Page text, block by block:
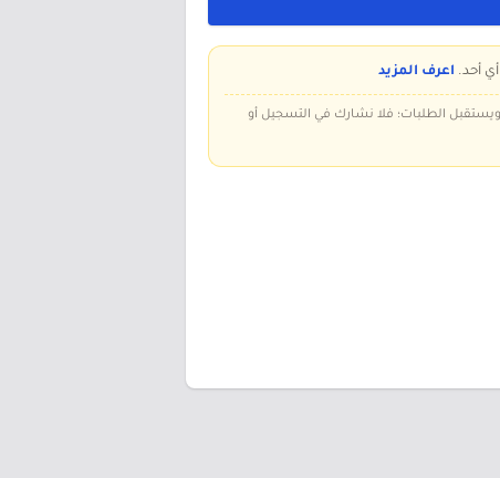
أحد. اعرف المزيد
ويستقبل الطلبات؛ فلا نشارك في التسجيل أو